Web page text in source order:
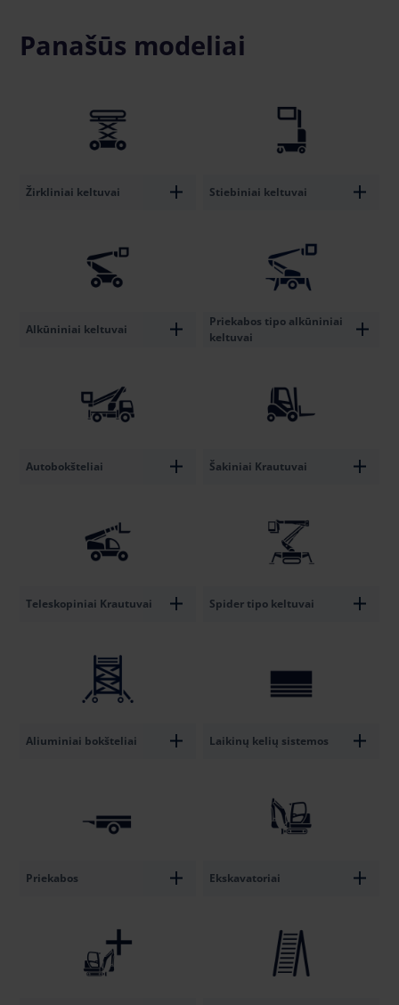
Panašūs modeliai
Žirkliniai keltuvai Stiebiniai keltuvai
Alkūniniai keltuvai
Priekabos tipo alkūniniai
keltuvai
Autobokšteliai Šakiniai Krautuvai
Teleskopiniai Krautuvai Spider tipo keltuvai
Aliuminiai bokšteliai Laikinų kelių sistemos
Priekabos Ekskavatoriai